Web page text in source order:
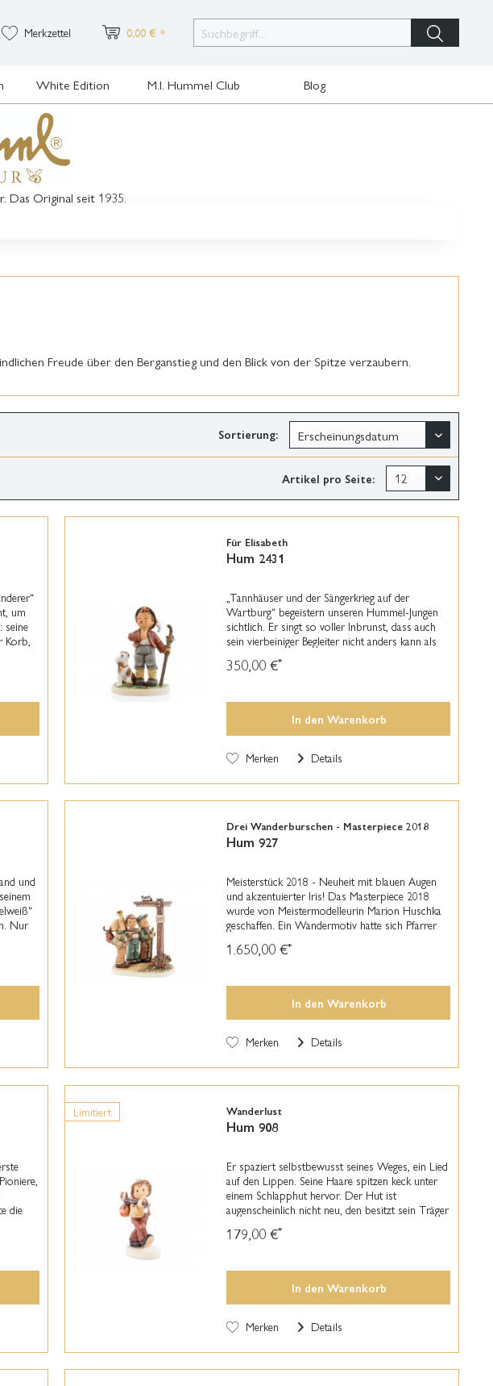
Merkzettel 0,00 € *
White Edition M.I. Hummel Club Blog
Das Original seit 1935.
Freude über den Berganstieg und den Blick von der Spitze verzaubern.
Sortierung:
Artikel pro Seite:
um
seine
Korb,
als...
Für Elisabeth
Hum 2431
„Tannhäuser und der Sängerkrieg auf der
Wartburg“ begeistern unseren Hummel-Jungen
sichtlich. Er singt so voller Inbrunst, dass auch
sein vierbeiniger Begleiter nicht anders kann als
einzustimmen. Meistermodelleurin Marion
Huschka hat...
350,00 €*
In den Warenkorb
Merken Details
und
Nur
Drei Wanderburschen - Masterpiece 2018
Hum 927
Meisterstück 2018 - Neuheit mit blauen Augen
und akzentuierter Iris! Das Masterpiece 2018
wurde von Meistermodelleurin Marion Huschka
geschaffen. Ein Wandermotiv hatte sich Pfarrer
Franziskanerschwester...
1.650,00 €*
In den Warenkorb
Merken Details
die
Limitiert Wanderlust
Hum 908
Er spaziert selbstbewusst seines Weges, ein Lied
auf den Lippen. Seine Haare spitzen keck unter
einem Schlapphut hervor. Der Hut ist
augenscheinlich nicht neu, den besitzt sein Träger
179,00 €*
In den Warenkorb
Merken Details